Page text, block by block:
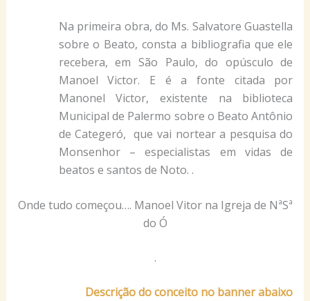
Na primeira obra, do Ms. Salvatore Guastella
sobre o Beato, consta a bibliografia que ele
recebera, em São Paulo, do opúsculo de
Manoel Victor. E é a fonte citada por
Manonel Victor, existente na biblioteca
Municipal de Palermo sobre o Beato Antônio
de Categeró, que vai nortear a pesquisa do
Monsenhor – especialistas em vidas de
beatos e santos de Noto. .
Onde tudo começou…. Manoel Vitor na Igreja de NªSª
do Ó
.
Descrição do conceito no banner abaixo